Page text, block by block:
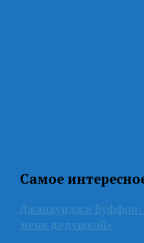
Самое
Джанлуиджи Буффон:
меня дедушкой»